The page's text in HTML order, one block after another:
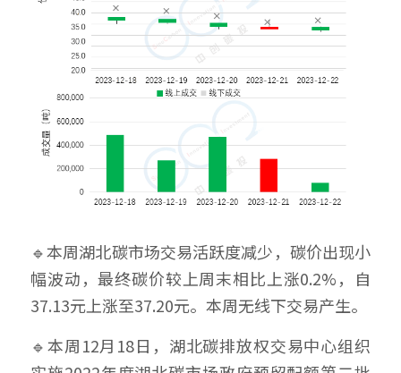
🔹本周湖北碳市场交易活跃度减少，碳价出现小
幅波动，最终碳价较上周末相比上涨0.2%，自
37.13元上涨至37.20元。本周无线下交易产生。
🔹本周12月18日，湖北碳排放权交易中心组织